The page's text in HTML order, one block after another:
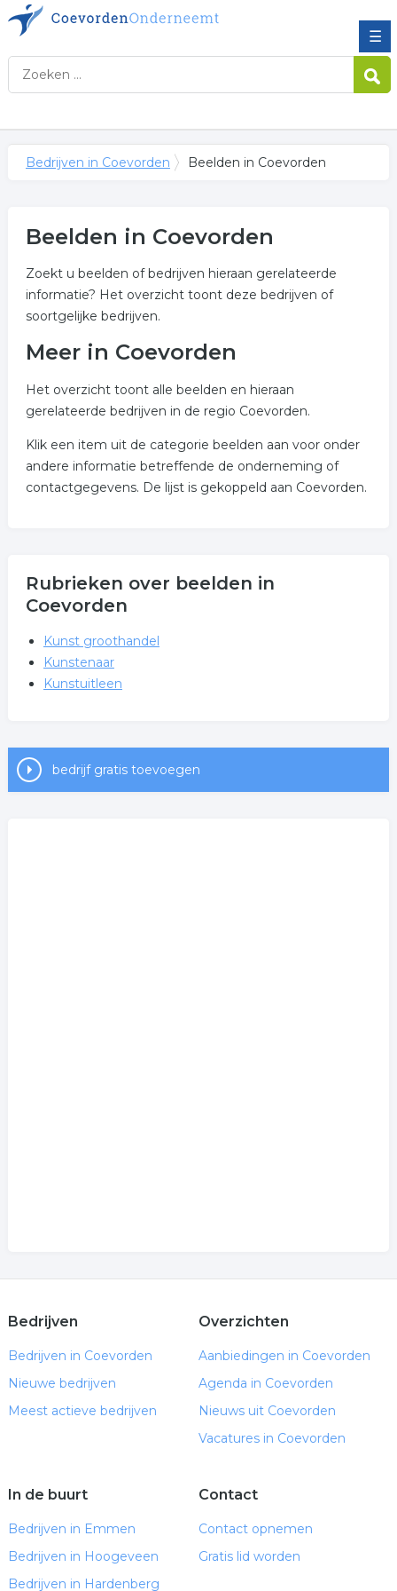
☰
Bedrijven in Coevorden Beelden in Coevorden
Beelden in Coevorden
Zoekt u beelden of bedrijven hieraan gerelateerde
informatie? Het overzicht toont deze bedrijven of
soortgelijke bedrijven.
Meer in Coevorden
Het overzicht toont alle beelden en hieraan
gerelateerde bedrijven in de regio Coevorden.
Klik een item uit de categorie beelden aan voor onder
andere informatie betreffende de onderneming of
contactgegevens. De lijst is gekoppeld aan Coevorden.
Rubrieken over beelden in
Coevorden
Kunst groothandel
Kunstenaar
Kunstuitleen
bedrijf gratis toevoegen
Bedrijven
Bedrijven in Coevorden
Nieuwe bedrijven
Meest actieve bedrijven
Overzichten
Aanbiedingen in Coevorden
Agenda in Coevorden
Nieuws uit Coevorden
Vacatures in Coevorden
In de buurt
Bedrijven in Emmen
Bedrijven in Hoogeveen
Bedrijven in Hardenberg
Contact
Contact opnemen
Gratis lid worden